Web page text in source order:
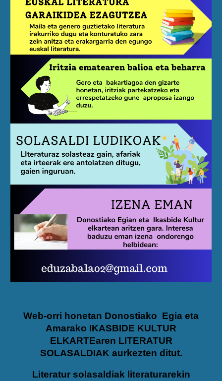
Web-orri honetan Donostiako Egia eta
Amarako IKASBIDE KULTUR
ELKARTEaren LITERATUR
SOLASALDIAK aurkezten ditut.
Literatur solasaldiak literaturarekin